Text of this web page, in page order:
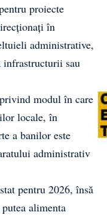
proiecte
în
administrative,
sau
modul în care
locale, în
a banilor este
administrativ
pentru 2026, însă
alimenta